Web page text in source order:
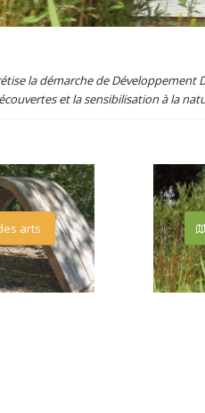
la démarche de
et la sensibilisation à la
arts